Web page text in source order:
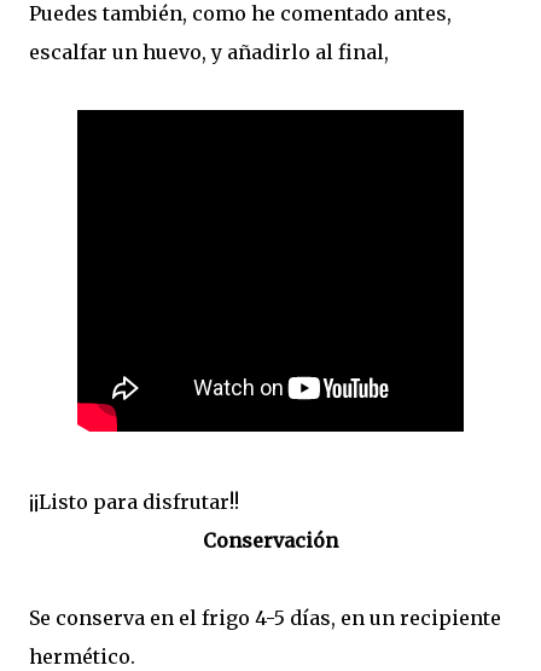
Puedes también, como he comentado antes,
escalfar un huevo, y añadirlo al final,
¡¡Listo para disfrutar!!
Conservación
Se conserva en el frigo 4-5 días, en un recipiente
hermético.